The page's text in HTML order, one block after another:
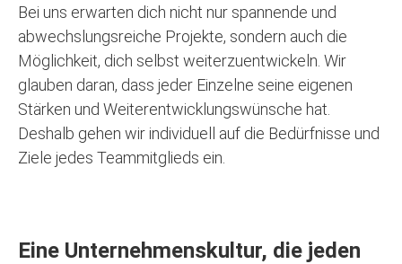
Bei uns erwarten dich nicht nur spannende und
abwechslungsreiche Projekte, sondern auch die
Möglichkeit, dich selbst weiterzuentwickeln. Wir
glauben daran, dass jeder Einzelne seine eigenen
Stärken und Weiterentwicklungswünsche hat.
Deshalb gehen wir individuell auf die Bedürfnisse und
Ziele jedes Teammitglieds ein.
Eine Unternehmenskultur, die jeden